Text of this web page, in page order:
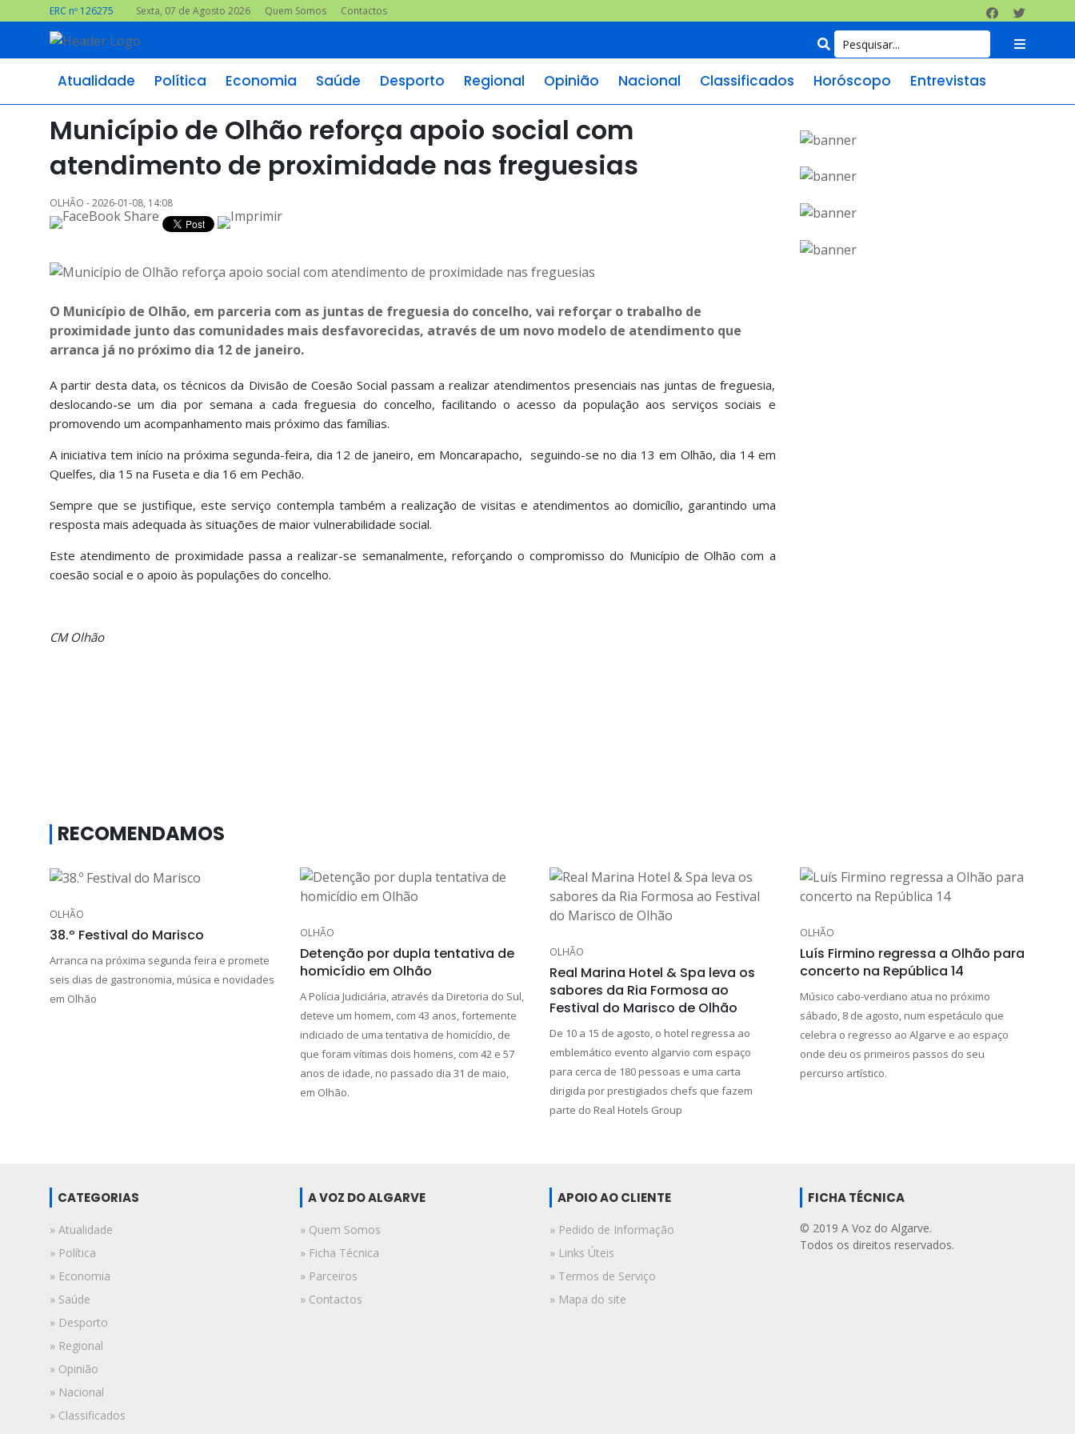
ERC nº 126275 Sexta, 07 de Agosto 2026 Quem Somos Contactos
Atualidade Política Economia Saúde Desporto Regional Opinião Nacional Classificados Horóscopo Entrevistas
Município de Olhão reforça apoio social com
atendimento de proximidade nas freguesias
OLHÃO - 2026-01-08, 14:08
O Município de Olhão, em parceria com as juntas de freguesia do concelho, vai reforçar o trabalho de
proximidade junto das comunidades mais desfavorecidas, através de um novo modelo de atendimento que
arranca já no próximo dia 12 de janeiro.
A partir desta data, os técnicos da Divisão de Coesão Social passam a realizar atendimentos presenciais nas juntas de freguesia,
deslocando-se um dia por semana a cada freguesia do concelho, facilitando o acesso da população aos serviços sociais e
promovendo um acompanhamento mais próximo das famílias.
A iniciativa tem início na próxima segunda-feira, dia 12 de janeiro, em Moncarapacho, seguindo-se no dia 13 em Olhão, dia 14 em
Quelfes, dia 15 na Fuseta e dia 16 em Pechão.
Sempre que se justifique, este serviço contempla também a realização de visitas e atendimentos ao domicílio, garantindo uma
resposta mais adequada às situações de maior vulnerabilidade social.
Este atendimento de proximidade passa a realizar-se semanalmente, reforçando o compromisso do Município de Olhão com a
coesão social e o apoio às populações do concelho.
CM Olhão
RECOMENDAMOS
OLHÃO
38.º Festival do Marisco
Arranca na próxima segunda feira e promete
seis dias de gastronomia, música e novidades
em Olhão
OLHÃO
Detenção por dupla tentativa de
homicídio em Olhão
A Polícia Judiciária, através da Diretoria do Sul,
deteve um homem, com 43 anos, fortemente
indiciado de uma tentativa de homicídio, de
que foram vítimas dois homens, com 42 e 57
anos de idade, no passado dia 31 de maio,
em Olhão.
OLHÃO
Real Marina Hotel & Spa leva os
sabores da Ria Formosa ao
Festival do Marisco de Olhão
De 10 a 15 de agosto, o hotel regressa ao
emblemático evento algarvio com espaço
para cerca de 180 pessoas e uma carta
dirigida por prestigiados chefs que fazem
parte do Real Hotels Group
OLHÃO
Luís Firmino regressa a Olhão para
concerto na República 14
Músico cabo-verdiano atua no próximo
sábado, 8 de agosto, num espetáculo que
celebra o regresso ao Algarve e ao espaço
onde deu os primeiros passos do seu
percurso artístico.
CATEGORIAS
» Atualidade
» Política
» Economia
» Saúde
» Desporto
» Regional
» Opinião
» Nacional
» Classificados
A VOZ DO ALGARVE
» Quem Somos
» Ficha Técnica
» Parceiros
» Contactos
APOIO AO CLIENTE
» Pedido de Informação
» Links Úteis
» Termos de Serviço
» Mapa do site
FICHA TÉCNICA
© 2019 A Voz do Algarve.
Todos os direitos reservados.